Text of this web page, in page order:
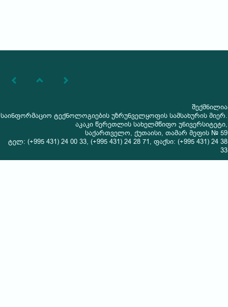
შექმნილია
საინფორმაციო ტექნოლოგიების უზრუნველყოფის სამსახურის მიერ.
აკაკი წერეთლის სახელმწიფო უნივერსიტეტი,
საქართველო, ქუთაისი, თამარ მეფის № 59
ტელ: (+995 431) 24 00 33, (+995 431) 24 28 71, ფაქსი: (+995 431) 24 38
33